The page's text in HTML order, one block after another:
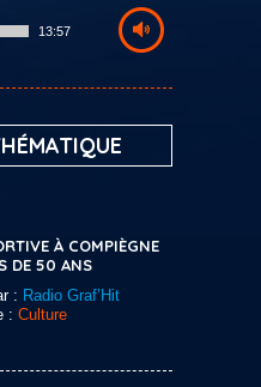
13:57
À COMPIÈGNE
DE 50 ANS
: Radio Graf’Hit
: Culture